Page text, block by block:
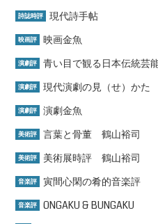
詩誌時評 現代詩手帖
映画評 映画金魚
演劇評 青い目で観る日本伝統芸
演劇評 現代演劇の見（せ）か
演劇評 演劇金魚
美術評 言葉と骨董 鶴山裕司
美術評 美術展時評 鶴山裕司
音楽評 寅間心閑の肴的音楽評
音楽評
ONGAKU & BUNGAKU